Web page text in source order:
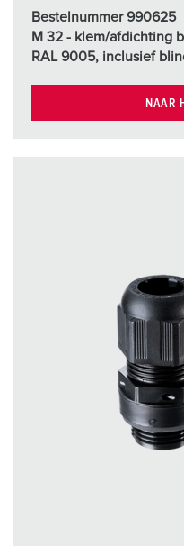
Bestelnummer 990625
M 32 - klem/afdichting
RAL 9005, inclusief
NAAR